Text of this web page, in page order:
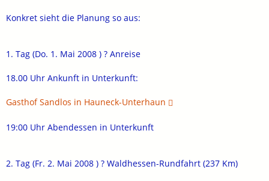
Konkret sieht die Planung so aus:
1. Tag (Do. 1. Mai 2008 ) ? Anreise
18.00 Uhr Ankunft in Unterkunft:
Gasthof Sandlos in Hauneck-Unterhaun
19:00 Uhr Abendessen in Unterkunft
2. Tag (Fr. 2. Mai 2008 ) ? Waldhessen-Rundfahrt (237 Km)